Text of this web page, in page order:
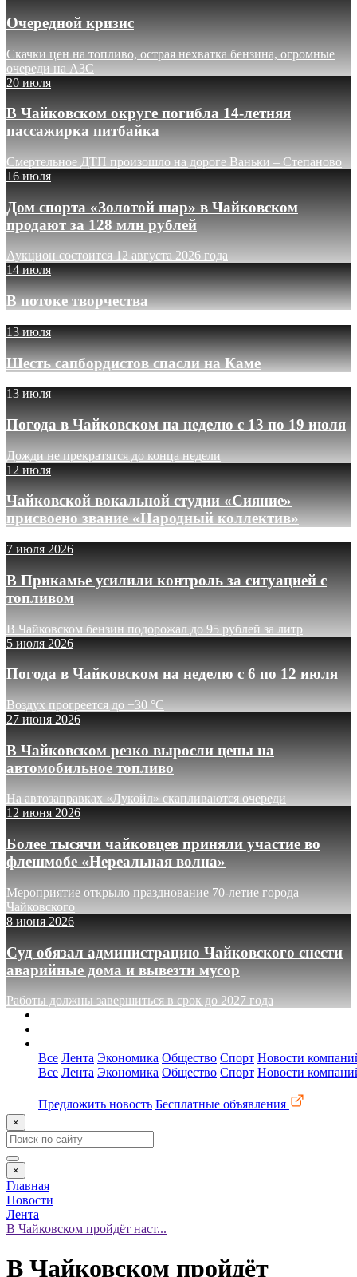
Очередной кризис
Скачки цен на топливо, острая нехватка бензина, огромные
очереди на АЗС
20 июля
В Чайковском округе погибла 14-летняя
пассажирка питбайка
Смертельное ДТП произошло на дороге Ваньки – Степаново
16 июля
Дом спорта «Золотой шар» в Чайковском
продают за 128 млн рублей
Аукцион состоится 12 августа 2026 года
14 июля
В потоке творчества
13 июля
Шесть сапбордистов спасли на Каме
13 июля
Погода в Чайковском на неделю с 13 по 19 июля
Дожди не прекратятся до конца недели
12 июля
Чайковской вокальной студии «Сияние»
присвоено звание «Народный коллектив»
7 июля 2026
В Прикамье усилили контроль за ситуацией с
топливом
В Чайковском бензин подорожал до 95 рублей за литр
5 июля 2026
Погода в Чайковском на неделю с 6 по 12 июля
Воздух прогреется до +30 °C
27 июня 2026
В Чайковском резко выросли цены на
автомобильное топливо
На автозаправках «Лукойл» скапливаются очереди
12 июня 2026
Более тысячи чайковцев приняли участие во
флешмобе «Нереальная волна»
Мероприятие открыло празднование 70-летие города
Чайковского
8 июня 2026
Суд обязал администрацию Чайковского снести
аварийные дома и вывезти мусор
Работы должны завершиться в срок до 2027 года
Все Лента Экономика Общество Спорт Новости
Все Лента Экономика Общество Спорт Новости
Предложить новость Бесплатные объявления
×
×
Главная
Новости
Лента
В Чайковском пройдёт наст...
В Чайковском пройдёт